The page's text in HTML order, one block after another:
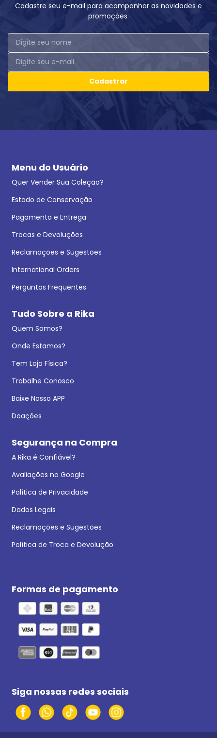
Cadastre seu e-mail para acompanhar as novidades e
promoções.
Cadastrar
Menu do Usuário
Quer Vender Sua Coleção?
Estado de Conservação
Pagamento e Entrega
Trocas e Devoluções
Reclamações e Sugestões
International Orders
Perguntas Frequentes
Tudo Sobre a Rika
Quem Somos?
Onde Estamos?
Tem Loja Física?
Trabalhe Conosco
Baixe Nosso APP
Doações
Segurança na Compra
A Rika é Confiável?
Avaliações no Google
Política de Privacidade
Dados Legais
Reclamações e Sugestões
Política de Troca e Devolução
Formas de pagamento
Siga nossas redes sociais